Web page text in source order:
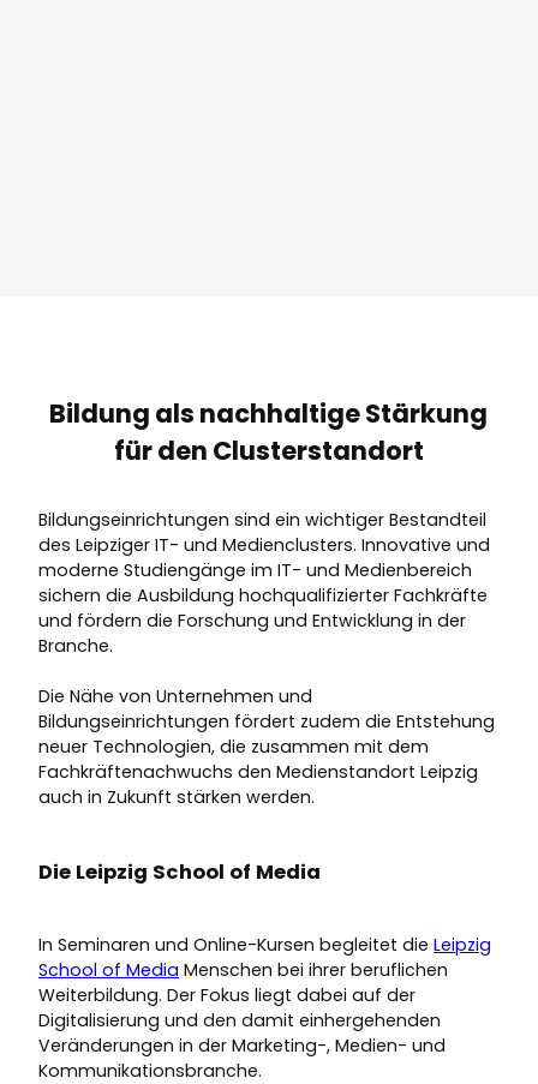
Bildung als nachhaltige Stärkung
für den Clusterstandort
Bildungseinrichtungen sind ein wichtiger Bestandteil
des Leipziger IT- und Medienclusters. Innovative und
moderne Studiengänge im IT- und Medienbereich
sichern die Ausbildung hochqualifizierter Fachkräfte
und fördern die Forschung und Entwicklung in der
Branche.
Die Nähe von Unternehmen und
Bildungseinrichtungen fördert zudem die Entstehung
neuer Technologien, die zusammen mit dem
Fachkräftenachwuchs den Medienstandort Leipzig
auch in Zukunft stärken werden.
Die Leipzig School of Media
In Seminaren und Online-Kursen begleitet die Leipzig
School of Media Menschen bei ihrer beruflichen
Weiterbildung. Der Fokus liegt dabei auf der
Digitalisierung und den damit einhergehenden
Veränderungen in der Marketing-, Medien- und
Kommunikationsbranche.